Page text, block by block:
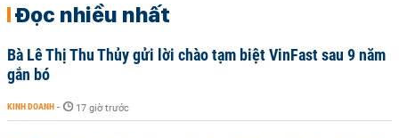
Đọc nhiều nhất
Bà Lê Thị Thu Thủy gửi lời chào tạm biệt VinFast sau 9 năm
gắn bó
KINH DOANH - 17 giờ trước